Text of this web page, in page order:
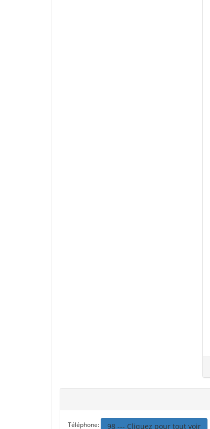
Téléphone: 98 --- Cliquez pour tout voir